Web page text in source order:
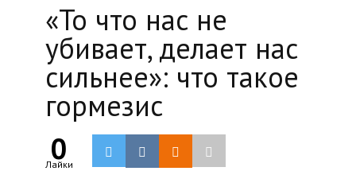
«То что нас не
убивает, делает нас
сильнее»: что такое
гормезис
0
Лайки